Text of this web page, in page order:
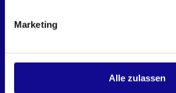
Marketing
Alle zulassen